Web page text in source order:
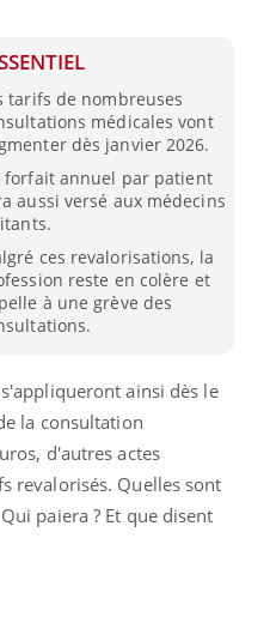
tarifs de nombreuses
médicales vont
dès janvier 2026.
forfait annuel par patient
aussi versé aux médecins
ces revalorisations, la
reste en colère et
à une grève des
ainsi dès le
la consultation
d'autres actes
revalorisés. Quelles sont
paiera ? Et que disent